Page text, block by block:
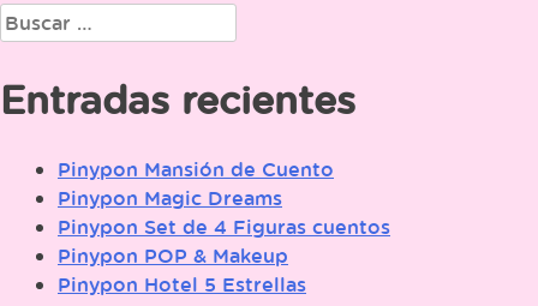
de
entradas
Buscar:
Entradas recientes
Pinypon Mansión de Cuento
Pinypon Magic Dreams
Pinypon Set de 4 Figuras cuentos
Pinypon POP & Makeup
Pinypon Hotel 5 Estrellas